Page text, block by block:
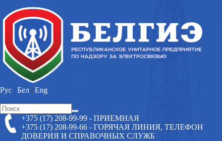
основному
содержанию
Рус | Бел | Eng
Форма
поиска
Поиск
+375 (17) 208-99-99 - ПРИЕМНАЯ
+375 (17) 208-99-66 - ГОРЯЧАЯ ЛИНИЯ, ТЕЛЕФОН
ДОВЕРИЯ И СПРАВОЧНЫХ СЛУЖБ